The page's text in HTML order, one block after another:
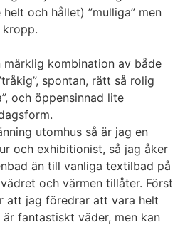
och hållet) ”mulliga” men
märklig kombination av både
spontan, rätt så rolig
och öppensinnad lite
utomhus så är jag en
och exhibitionist, så jag åker
än till vanliga textilbad på
och värmen tillåter. Först
att jag föredrar att vara helt
är fantastiskt väder, men kan